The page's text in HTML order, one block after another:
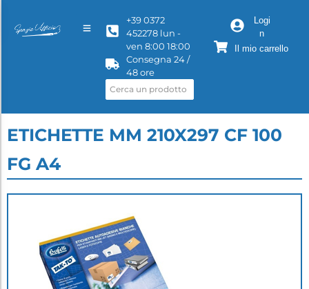
+39 0372
452278 lun -
ven 8:00 18:00
Consegna 24 /
48 ore
Logi
n
Il mio carrello
ETICHETTE MM 210X297 CF 100
FG A4